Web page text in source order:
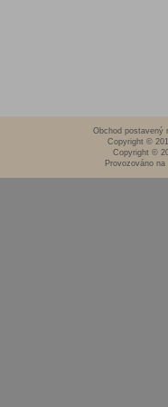
Obchod postavený
Copyright ©
Copyright ©
Provozováno